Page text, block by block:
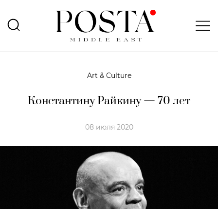
Art & Culture
Константину Райкину — 70 лет
08 июля 2020